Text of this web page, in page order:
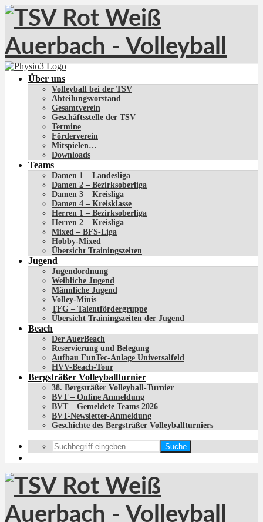
Über uns
Volleyball bei der TSV
Abteilungsvorstand
Gesamtverein
Geschäftsstelle der TSV
Termine
Förderverein
Mitspielen…
Downloads
Teams
Damen 1 – Landesliga
Damen 2 – Bezirksoberliga
Damen 3 – Kreisliga
Damen 4 – Kreisklasse
Herren 1 – Bezirksoberliga
Herren 2 – Kreisliga
Mixed – BFS-Liga
Hobby-Mixed
Übersicht Trainingszeiten
Jugend
Jugendordnung
Weibliche Jugend
Männliche Jugend
Volley-Minis
TFG – Talentfördergruppe
Übersicht Trainingszeiten der Jugend
Beach
Der AuerBeach
Reservierung und Belegung
Aufbau FunTec-Anlage Universalfeld
HVV-Beach-Tour
Bergsträßer Volleyballturnier
38. Bergsträßer Volleyball-Turnier
BVT – Online Anmeldung
BVT – Gemeldete Teams 2026
BVT-Newsletter-Anmeldung
Geschichte des Bergsträßer Volleyballturniers
Suche